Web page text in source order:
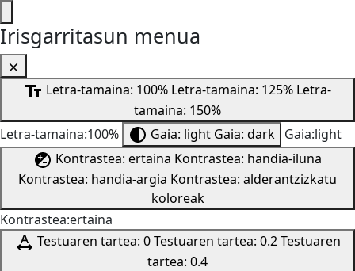
Irisgarritasun menua
Letra-tamaina: 100% Letra-tamaina: 125% Letra-
tamaina: 150%
Letra-tamaina:100%
Gaia: light Gaia: dark Gaia:light
Kontrastea: ertaina Kontrastea: handia-iluna
Kontrastea: handia-argia Kontrastea: alderantzizkatu
koloreak
Kontrastea:ertaina
Testuaren tartea: 0 Testuaren tartea: 0.2 Testuaren
tartea: 0.4